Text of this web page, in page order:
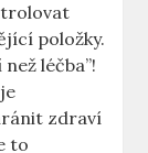
položky.
léčba”!
zdraví
to